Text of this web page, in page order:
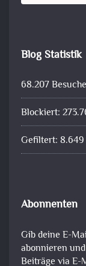
Blog Statistik
68.207 Besuche
Blockiert:
Gefiltert:
Abonnenten
Gib deine E-
abonnieren
Beiträge via E-